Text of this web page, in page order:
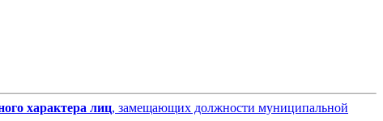
характера лиц, замещающих должности муниципальной